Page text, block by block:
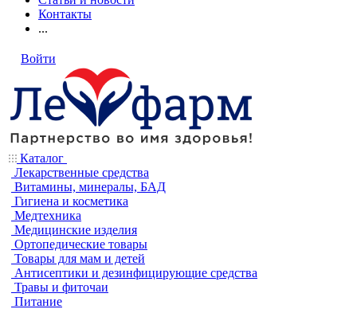
Контакты
...
Войти
Каталог
Лекарственные средства
Витамины, минералы, БАД
Гигиена и косметика
Медтехника
Медицинские изделия
Ортопедические товары
Товары для мам и детей
Антисептики и дезинфицирующие средства
Травы и фиточаи
Питание